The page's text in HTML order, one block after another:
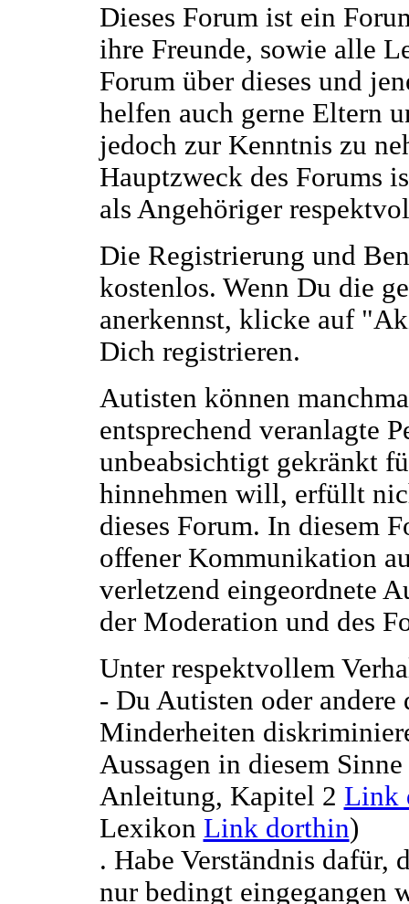
Dieses Forum ist ein
ihre Freunde, sowie alle
Forum über dieses und
helfen auch gerne Eltern
jedoch zur Kenntnis zu
Hauptzweck des Forums
als Angehöriger
Die Registrierung und
kostenlos. Wenn Du die
anerkennst, klicke auf
Dich registrieren.
Autisten können
entsprechend veranlagte
unbeabsichtigt gekränkt
hinnehmen will, erfüllt
dieses Forum. In diesem
offener Kommunikation
verletzend eingeordnete
der Moderation und des
Unter respektvollem
- Du Autisten oder
Minderheiten
Aussagen in diesem
Anleitung, Kapitel 2 Link
Lexikon Link dorthin)
. Habe Verständnis
nur bedingt eingegangen